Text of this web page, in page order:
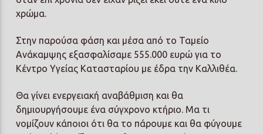
χρώμα.
Στην παρούσα φάση και μέσα από το Ταμείο
Ανάκαμψης εξασφαλίσαμε 555.000 ευρώ για το
Κέντρο Υγείας Κατασταρίου με έδρα την Καλλιθέα.
Θα γίνει ενεργειακή αναβάθμιση και θα
δημιουργήσουμε ένα σύγχρονο κτήριο. Μα τι
νομίζουν κάποιοι ότι θα το πάρουμε και θα φύγουμε